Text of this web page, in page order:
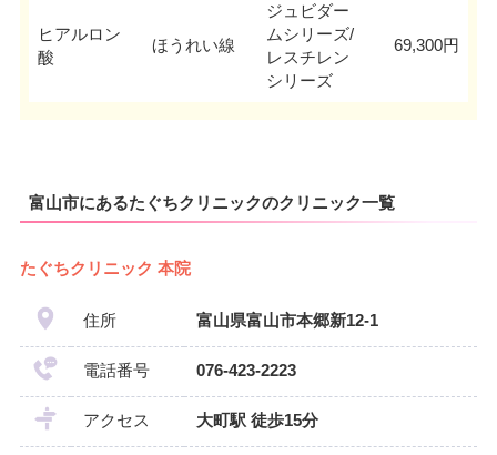
ヒアルロン
酸
ほうれい線
ジュビダー
ムシリーズ/
レスチレン
シリーズ
69,300円
富山市にあるたぐちクリニックのクリニック一覧
たぐちクリニック 本院
住所 富山県富山市本郷新12-1
電話番号 076-423-2223
アクセス 大町駅 徒歩15分